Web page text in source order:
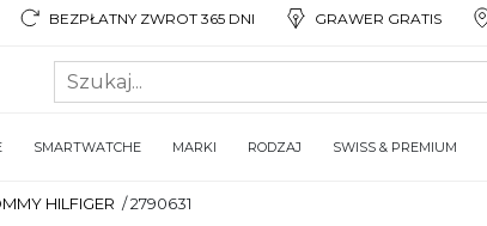
BEZPŁATNY ZWROT 365 DNI GRAWER GRATIS
SMARTWATCHE MARKI RODZAJ SWISS & PREMIUM
HILFIGER /2790631